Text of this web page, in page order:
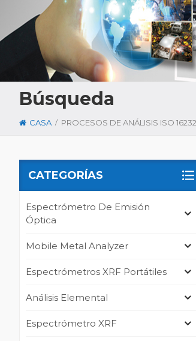
Búsqueda
CASA / PROCESOS DE ANÁLISIS ISO 16232
CATEGORÍAS
Espectrómetro De Emisión
Óptica
Mobile Metal Analyzer
Espectrómetros XRF Portátiles
Análisis Elemental
Espectrómetro XRF